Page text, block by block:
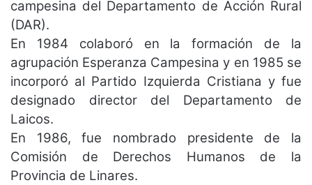
campesina del Departamento de Acción Rural
(DAR).
En 1984 colaboró en la formación de la
agrupación Esperanza Campesina y en 1985 se
incorporó al Partido Izquierda Cristiana y fue
designado director del Departamento de
Laicos.
En 1986, fue nombrado presidente de la
Comisión de Derechos Humanos de la
Provincia de Linares.